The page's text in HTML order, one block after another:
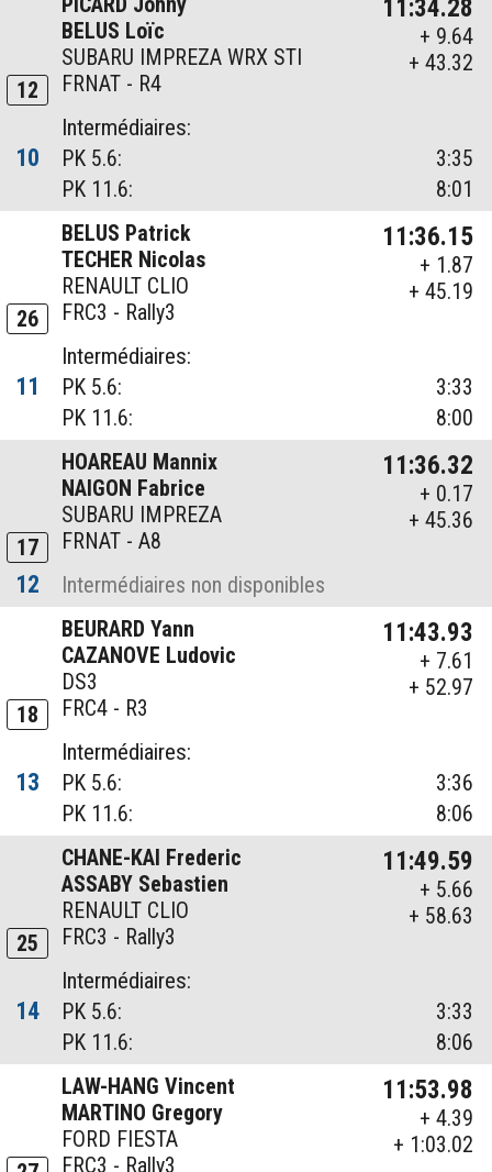
12
BELUS Loïc
SUBARU IMPREZA WRX STI
FRNAT - R4
11:34.28
+ 9.64
+ 43.32
10
Intermédiaires:
PK 5.6:
3:35
PK 11.6:
8:01
26
BELUS Patrick
TECHER Nicolas
RENAULT CLIO
FRC3 - Rally3
11:36.15
+ 1.87
+ 45.19
11
Intermédiaires:
PK 5.6:
3:33
PK 11.6:
8:00
17
HOAREAU Mannix
NAIGON Fabrice
SUBARU IMPREZA
FRNAT - A8
11:36.32
+ 0.17
+ 45.36
12 Intermédiaires non disponibles
18
BEURARD Yann
CAZANOVE Ludovic
DS3
FRC4 - R3
11:43.93
+ 7.61
+ 52.97
13
Intermédiaires:
PK 5.6:
3:36
PK 11.6:
8:06
25
CHANE-KAI Frederic
ASSABY Sebastien
RENAULT CLIO
FRC3 - Rally3
11:49.59
+ 5.66
+ 58.63
14
Intermédiaires:
PK 5.6:
3:33
PK 11.6:
8:06
LAW-HANG Vincent
MARTINO Gregory
FORD FIESTA
FRC3 - Rally3
11:53.98
+ 4.39
+ 1:03.02